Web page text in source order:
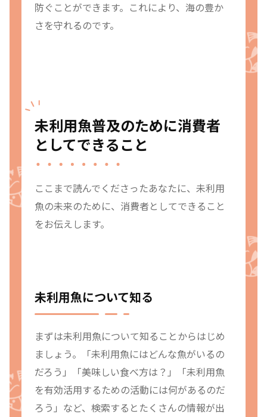
防ぐことができます。これにより、海の豊か
さを守れるのです。
未利用魚普及のために消費者
としてできること
ここまで読んでくださったあなたに、未利用
魚の未来のために、消費者としてできること
をお伝えします。
未利用魚について知る
まずは未利用魚について知ることからはじめ
ましょう。「未利用魚にはどんな魚がいるの
だろう」「美味しい食べ方は？」「未利用魚
を有効活用するための活動には何があるのだ
ろう」など、検索するとたくさんの情報が出